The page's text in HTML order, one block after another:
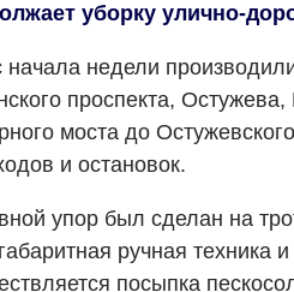
уборку улично-
начала недели
проспекта,
моста до
и остановок.
упор был сделан на
ручная техника
посыпка